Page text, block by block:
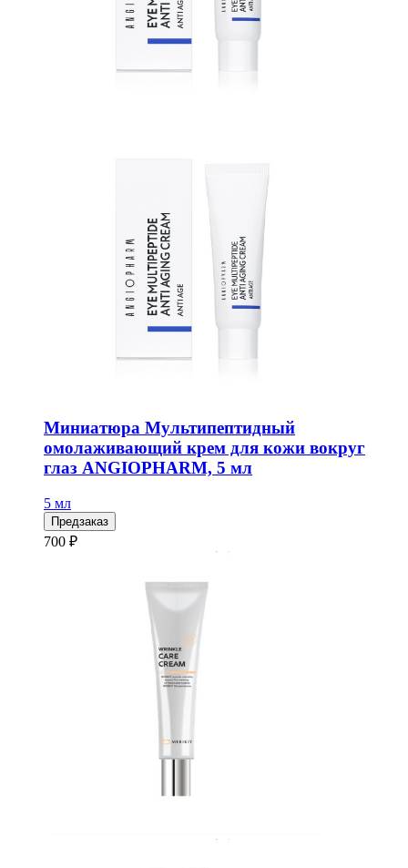
Миниатюра Мультипептидный
омолаживающий крем для кожи вокруг
глаз ANGIOPHARM, 5 мл
5 мл
Предзаказ
700 ₽